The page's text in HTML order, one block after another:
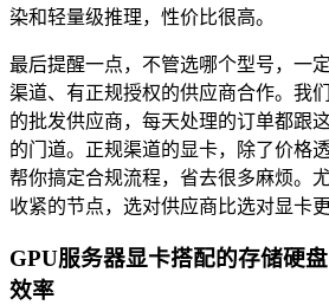
染和轻量级推理，性价比很高。
最后提醒一点，不管选哪个型号，一
渠道、有正规授权的供应商合作。我
的批发供应商，每天处理的订单都跟
的门道。正规渠道的显卡，除了价格
帮你搞定合规流程，省去很多麻烦。
收紧的节点，选对供应商比选对显卡更
GPU服务器显卡搭配的存储硬
效率